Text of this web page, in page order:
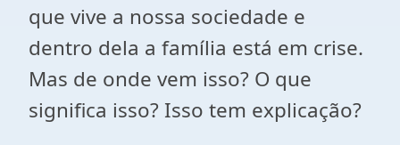
que vive a nossa sociedade e
dentro dela a família está em crise.
Mas de onde vem isso? O que
significa isso? Isso tem explicação?